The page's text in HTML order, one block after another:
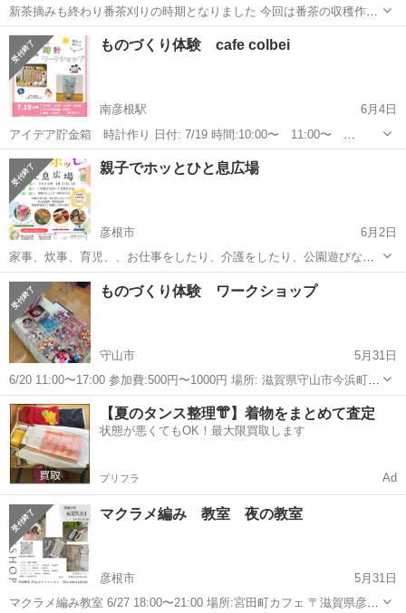
新茶摘みも終わり番茶刈りの時期となりました 今回は番茶の収穫作業
です。 茶摘みとはまた違った味わいが楽しめる政所の平番茶を知って
みませんか。 お茶を味わうのはもちろんのことこんな作業を得てお茶
になるんだというところも知って...
滋賀 東近江市 近江今津駅
ものづくり体験 cafe colbei
南彦根駅
6月4日
アイデア貯金箱 時計作り 日付: 7/19 時間:10:00〜 11:00〜
13:00〜 14:00〜 場所:カフェ コルビー 彦根市高宮町2837-3 体験料
900円 1100円 夏休みご褒美付き 事前予約制 0...
滋賀 彦根市 南彦根駅 ワークショップ
親子でホッとひと息広場
彦根市
6月2日
家事、炊事、育児、、お仕事をしたり、介護をしたり、公園遊びなど
外遊び、あちらこちら子供さんと遊びまわったり、、、、 毎日忙し
い、、ちょっと手を止めてホッと一息ついてみませんか？ 子連れでホ
ッと一息つける、、イベントを開催...
滋賀 彦根市 ワークショップ 親子
ものづくり体験 ワークショップ
守山市
5月31日
6/20 11:00〜17:00 参加費:500円〜1000円 場所: 滋賀県守山市今浜町
2620-5 ピエリ守山 お問い合わせ 05071225330 https://tol-
app.jp/s/eq8e921m0...
滋賀 守山市 ワークショップ プラザ
【夏のタンス整理👘】着物をまとめて査定
状態が悪くてもOK！最大限買取します
プリフラ Ad
マクラメ編み 教室 夜の教室
彦根市
5月31日
マクラメ編み教室 6/27 18:00〜21:00 場所:宮田町カフェ 〒滋賀県彦根